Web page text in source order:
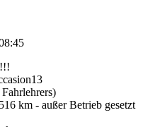
km - außer Betrieb gesetzt